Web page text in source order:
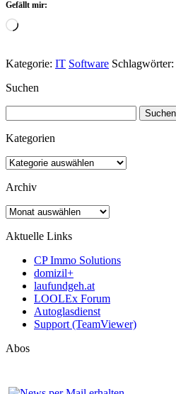
Gefällt mir:
Wird
Kategorie: IT Software Schlagwörter:
Suchen
nach:
Kategorien
Kategorien
Archiv
Archiv
Aktuelle Links
CP Immo Solutions
domizil+
laufundgeh.at
LOOLEx Forum
Autoglasdienst
Support (TeamViewer)
Abos